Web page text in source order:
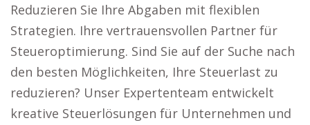
Reduzieren Sie Ihre Abgaben mit flexiblen
Strategien. Ihre vertrauensvollen Partner für
Steueroptimierung. Sind Sie auf der Suche nach
den besten Möglichkeiten, Ihre Steuerlast zu
reduzieren? Unser Expertenteam entwickelt
kreative Steuerlösungen für Unternehmen und